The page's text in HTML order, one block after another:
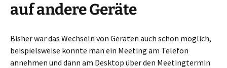
auf andere Geräte
Bisher war das Wechseln von Geräten auch schon möglich,
beispielsweise konnte man ein Meeting am Telefon
annehmen und dann am Desktop über den Meetingtermin